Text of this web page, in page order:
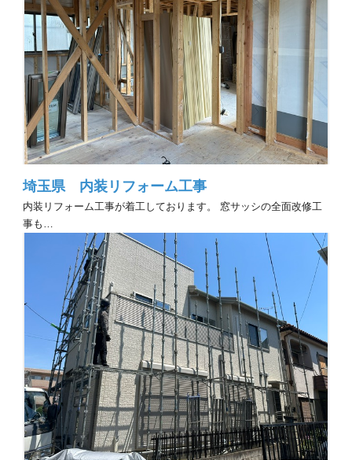
埼玉県 内装リフォーム工事
内装リフォーム工事が着工しております。 窓サッシの全面改修工
事も…